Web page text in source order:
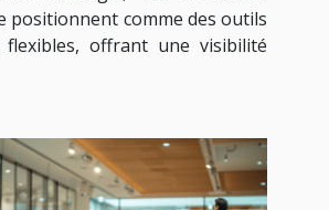
positionnent comme des outils
offrant une visibilité